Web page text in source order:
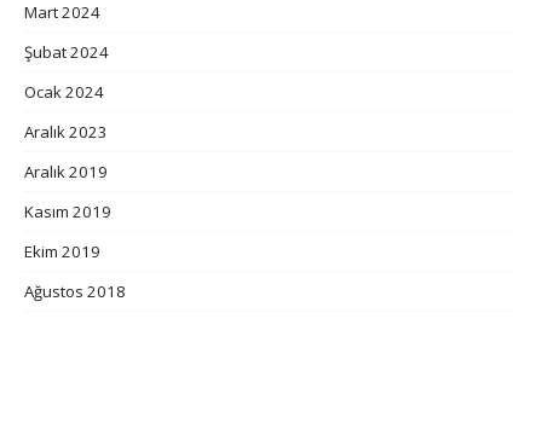
Mart 2024
Şubat 2024
Ocak 2024
Aralık 2023
Aralık 2019
Kasım 2019
Ekim 2019
Ağustos 2018